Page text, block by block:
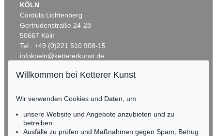
Auktion 550 - Lot 59
Dix besucht Goya
, 2008
Ergebnis:€ 508.000
Auktion 606 - Lot 35
Ergebnis:€ 464.400
KÖLN
Cordula Lichtenberg
Gertrudenstraße 24-28
50667 Köln
Tel.: +49 (0)221 510 908-15
infokoeln@kettererkunst.de
RHEINLAND-PFALZ
Miriam Heß
Tel.: +49 (0)62 21 58 80-038
Fax: +49 (0)62 21 58 80-595
Willkommen bei Ketterer Kunst
Wir verwenden Cookies und Daten, um
unsere Website und Angebote anzubieten und zu
betreiben
Ausfälle zu prüfen und Maßnahmen gegen Spam, Betrug